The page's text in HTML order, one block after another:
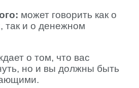
может говорить как о
так и о денежном
о том, что вас
но и вы должны быть